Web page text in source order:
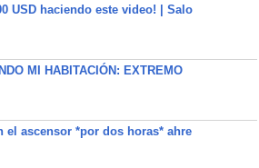
USD haciendo este video! | Salo
MI HABITACIÓN: EXTREMO
el ascensor *por dos horas* ahre